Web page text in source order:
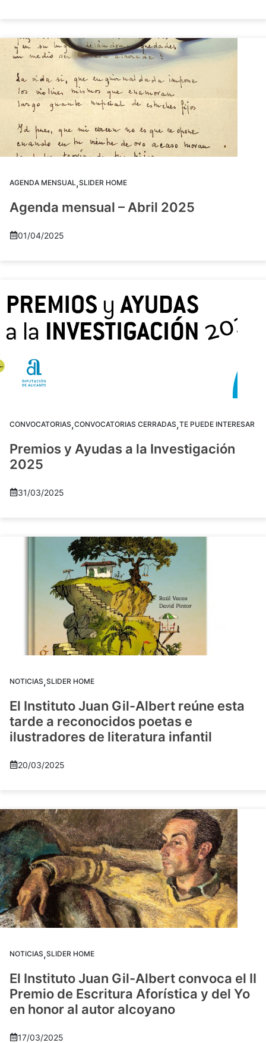
AGENDA MENSUAL,SLIDER HOME
Agenda mensual – Abril 2025
01/04/2025
CONVOCATORIAS,CONVOCATORIAS CERRADAS,TE PUEDE INTERESAR
Premios y Ayudas a la Investigación
2025
31/03/2025
NOTICIAS,SLIDER HOME
El Instituto Juan Gil-Albert reúne esta
tarde a reconocidos poetas e
ilustradores de literatura infantil
20/03/2025
NOTICIAS,SLIDER HOME
El Instituto Juan Gil-Albert convoca el II
Premio de Escritura Aforística y del Yo
en honor al autor alcoyano
17/03/2025